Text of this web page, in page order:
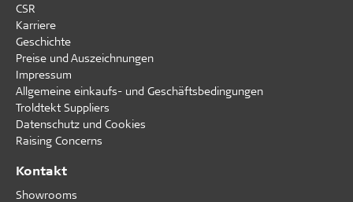
CSR
Karriere
Geschichte
Preise und Auszeichnungen
Impressum
Allgemeine einkaufs- und Geschäftsbedingungen
Troldtekt Suppliers
Datenschutz und Cookies
Raising Concerns
Kontakt
Showrooms